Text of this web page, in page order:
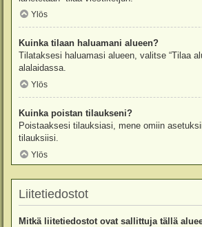
Ylös
Kuinka tilaan haluamani alueen?
Tilataksesi haluamasi alueen, valitse “Tilaa
alalaidassa.
Ylös
Kuinka poistan tilaukseni?
Poistaaksesi tilauksiasi, mene omiin
tilauksiisi.
Ylös
Liitetiedostot
Mitkä liitetiedostot ovat sallittuja tällä